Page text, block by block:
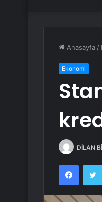
Anasayfa /
Ekonomi
DİLAN